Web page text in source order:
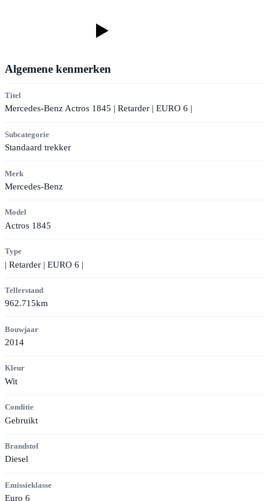
Algemene kenmerken
Titel
Mercedes-Benz Actros 1845 | Retarder | EURO 6 |
Subcategorie
Standaard trekker
Merk
Mercedes-Benz
Model
Actros 1845
Type
| Retarder | EURO 6 |
Tellerstand
962.715km
Bouwjaar
2014
Kleur
Wit
Conditie
Gebruikt
Brandstof
Diesel
Emissieklasse
Euro 6